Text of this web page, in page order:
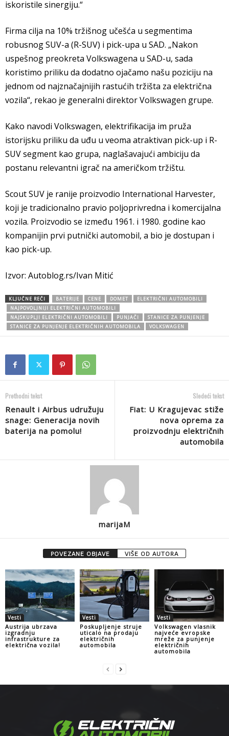
iskoristile sinergiju.“
Firma cilja na 10% tržišnog učešća u segmentima
robusnog SUV-a (R-SUV) i pick-upa u SAD. „Nakon
uspešnog preokreta Volkswagena u SAD-u, sada
koristimo priliku da dodatno ojačamo našu poziciju na
jednom od najznačajnijih rastućih tržišta za električna
vozila“, rekao je generalni direktor Volkswagen grupe.
Kako navodi Volkswagen, elektrifikacija im pruža
istorijsku priliku da uđu u veoma atraktivan pick-up i R-
SUV segment kao grupa, naglašavajući ambiciju da
postanu relevantni igrač na američkom tržištu.
Scout SUV je ranije proizvodio International Harvester,
koji je tradicionalno pravio poljoprivredna i komercijalna
vozila. Proizvodio se između 1961. i 1980. godine kao
kompanijin prvi putnički automobil, a bio je dostupan i
kao pick-up.
Izvor: Autoblog.rs/Ivan Mitić
KLJUČNE REČI BATERIJE CENE DOMET
ELEKTRIČNI AUTOMOBILI
NAJPOVOLJNIJI ELEKTRIČNI AUTOMOBILI
NAJSKUPLJI ELEKTRIČNI AUTOMOBILI
PUNJAČI
STANICE ZA PUNJENJE
STANICE ZA PUNJENJE ELEKTRIČNIH AUTOMOBILA
VOLKSWAGEN
Prethodni tekst
Renault i Airbus udružuju
snage: Generacija novih
baterija na pomolu!
Sledeći tekst
Fiat: U Kragujevac stiže
nova oprema za
proizvodnju električnih
automobila
marijaM
POVEZANE OBJAVE VIŠE OD AUTORA
Vesti
Austrija ubrzava
izgradnju
infrastrukture za
električna vozila!
Vesti
Poskupljenje struje
uticalo na prodaju
električnih
automobila
Vesti
Volkswagen vlasnik
najveće evropske
mreže za punjenje
električnih
automobila